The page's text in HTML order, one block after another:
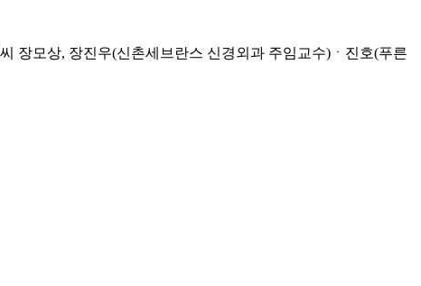
장모상, 장진우(신촌세브란스 신경외과 주임교수)ㆍ진호(푸른